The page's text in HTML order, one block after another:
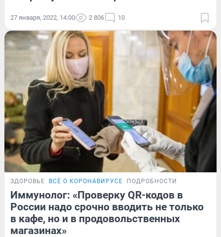
27 января, 2022, 14:00 2 806 10
ЗДОРОВЬЕ ВСЁ О КОРОНАВИРУСЕ ПОДРОБНОСТИ
Иммунолог: «Проверку QR-кодов в
России надо срочно вводить не только
в кафе, но и в продовольственных
магазинах»